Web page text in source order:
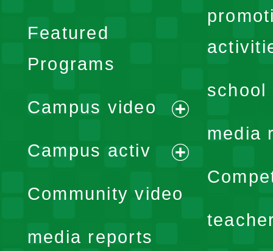
school
media
Featured
Programs
Campus video
expand
menu
Campus activ
expand
Community video
media reports